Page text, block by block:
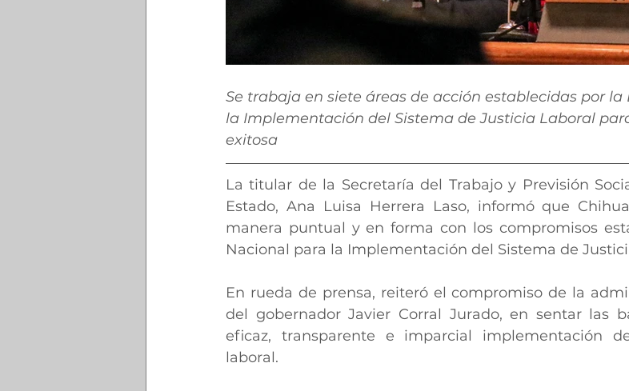
Se trabaja en siete áreas de acción establecidas por
la Implementación del Sistema de Justicia Laboral
exitosa
La titular de la Secretaría del Trabajo y Previsión
Estado, Ana Luisa Herrera Laso, informó que
manera puntual y en forma con los compromisos
Nacional para la Implementación del Sistema de
En rueda de prensa, reiteró el compromiso de la
del gobernador Javier Corral Jurado, en sentar las
eficaz, transparente e imparcial implementación
laboral.